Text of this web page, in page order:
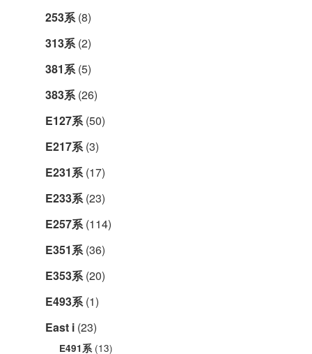
253系(8)
313系(2)
381系(5)
383系(26)
E127系(50)
E217系(3)
E231系(17)
E233系(23)
E257系(114)
E351系(36)
E353系(20)
E493系(1)
East i (23)
E491系 (13)